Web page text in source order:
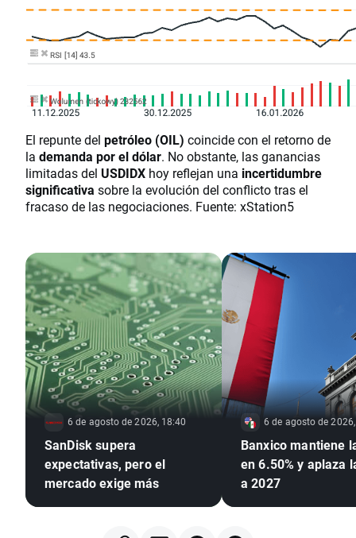
El repunte del petróleo (OIL) coincide con el retorno de
la demanda por el dólar. No obstante, las ganancias
limitadas del USDIDX hoy reflejan una incertidumbre
significativa sobre la evolución del conflicto tras el
fracaso de las negociaciones. Fuente: xStation5
6 de agosto de 2026, 18:40
SanDisk supera
expectativas, pero el
mercado exige más
6 de agosto de
Banxico mantiene
en 6.50% y aplaza
a 2027